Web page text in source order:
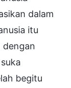
dalam
itu
dengan
begitu